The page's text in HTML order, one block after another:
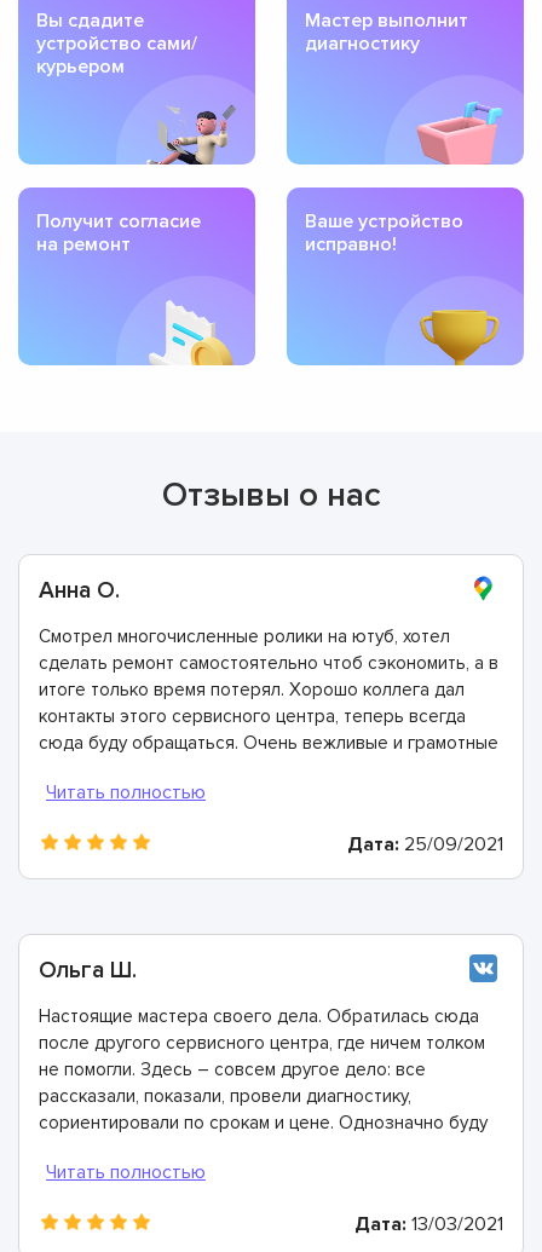
Вы сдадите
устройство сами/
курьером
Мастер выполнит
диагностику
Получит согласие
на ремонт
Ваше устройство
исправно!
Отзывы о нас
Анна О.
Смотрел многочисленные ролики на ютуб, хотел
сделать ремонт самостоятельно чтоб сэкономить, а в
итоге только время потерял. Хорошо коллега дал
контакты этого сервисного центра, теперь всегда
сюда буду обращаться. Очень вежливые и грамотные
гарантию.
Дата: 25/09/2021
Ольга Ш.
Настоящие мастера своего дела. Обратилась сюда
после другого сервисного центра, где ничем толком
не помогли. Здесь – совсем другое дело: все
рассказали, показали, провели диагностику,
сориентировали по срокам и цене. Однозначно буду
Дата: 13/03/2021